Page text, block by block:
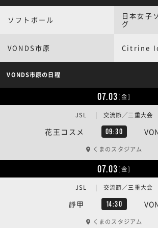
ソフトボール
日本女子
グ
VONDS市原 Citrine
VONDS市原の日程
07.03[金]
花王コスメ 09:30
JSL | 交流節／三重大会
くまのスタジアム
07.03[金]
靜甲 14:30
JSL | 交流節／三重大会
くまのスタジアム